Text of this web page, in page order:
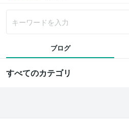
ブログ
すべてのカテゴリ